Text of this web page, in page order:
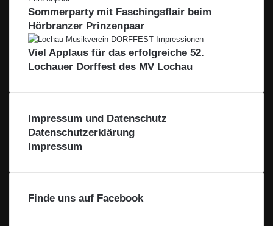
a
l
B
o
d
e
n
e
k
c
h
t
Sommerparty mit Faschingsflair beim
Hörbranzer Prinzenpaar
Viel Applaus für das erfolgreiche 52.
Lochauer Dorffest des MV Lochau
Impressum und Datenschutz
Datenschutzerklärung
Impressum
Finde uns auf Facebook